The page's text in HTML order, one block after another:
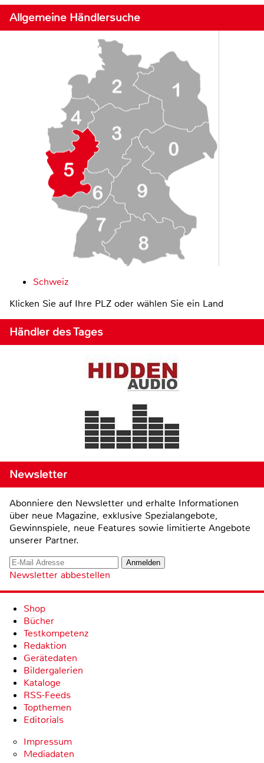
Allgemeine Händlersuche
Schweiz
Klicken Sie auf Ihre PLZ oder wählen Sie ein Land
Händler des Tages
Newsletter
Abonniere den Newsletter und erhalte Informationen
über neue Magazine, exklusive Spezialangebote,
Gewinnspiele, neue Features sowie limitierte Angebote
unserer Partner.
Newsletter abbestellen
Shop
Bücher
Testkompetenz
Redaktion
Gerätedaten
Bildergalerien
Kataloge
RSS-Feeds
Topthemen
Editorials
Impressum
Mediadaten